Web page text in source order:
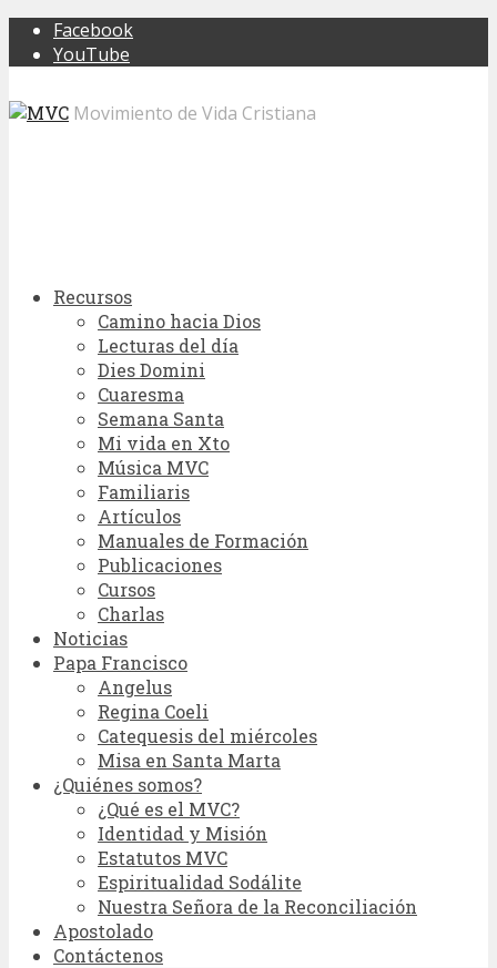
Facebook
YouTube
Movimiento de Vida Cristiana
Recursos
Camino hacia Dios
Lecturas del día
Dies Domini
Cuaresma
Semana Santa
Mi vida en Xto
Música MVC
Familiaris
Artículos
Manuales de Formación
Publicaciones
Cursos
Charlas
Noticias
Papa Francisco
Angelus
Regina Coeli
Catequesis del miércoles
Misa en Santa Marta
¿Quiénes somos?
¿Qué es el MVC?
Identidad y Misión
Estatutos MVC
Espiritualidad Sodálite
Nuestra Señora de la Reconciliación
Apostolado
Contáctenos